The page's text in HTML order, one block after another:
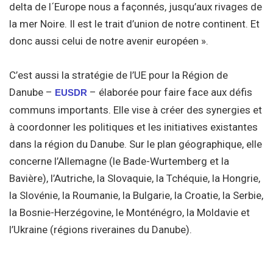
delta de l´Europe nous a façonnés, jusqu’aux rivages de
la mer Noire. Il est le trait d’union de notre continent. Et
donc aussi celui de notre avenir européen ».
C’est aussi la stratégie de l’UE pour la Région de
Danube – EUSDR – élaborée pour faire face aux défis
communs importants. Elle vise à créer des synergies et
à coordonner les politiques et les initiatives existantes
dans la région du Danube. Sur le plan géographique, elle
concerne l’Allemagne (le Bade-Wurtemberg et la
Bavière), l’Autriche, la Slovaquie, la Tchéquie, la Hongrie,
la Slovénie, la Roumanie, la Bulgarie, la Croatie, la Serbie,
la Bosnie-Herzégovine, le Monténégro, la Moldavie et
l’Ukraine (régions riveraines du Danube).